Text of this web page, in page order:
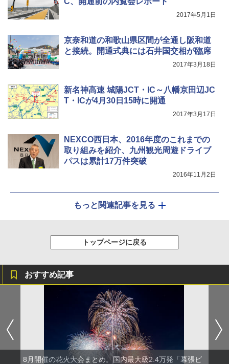
防災用品 長期保存可能 緊急時用 日本国内発
￥3,680
着替えテント トイレテント 透けない【換気
￥3,080
2017年5月1日
京奈和道の和歌山県区間が全通し阪和道
と接続。開通式典には石井国交相が臨席
2017年3月18日
新名神高速 城陽JCT・IC～八幡京田辺JC
T・ICが4月30日15時に開通
2017年3月17日
NEXCO西日本、2016年度のこれまでの
取り組みを紹介、九州観光周遊ドライブ
パスは累計17万件突破
2016年11月2日
もっと関連記事を見る
トップページに戻る
おすすめ記事
8月開催の花火大会まとめ。国内最大級2.4万発「幕張ビ